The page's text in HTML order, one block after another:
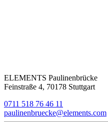
ELEMENTS Paulinenbrücke
Feinstraße 4, 70178 Stuttgart
0711 518 76 46 11
paulinenbruecke@elements.com